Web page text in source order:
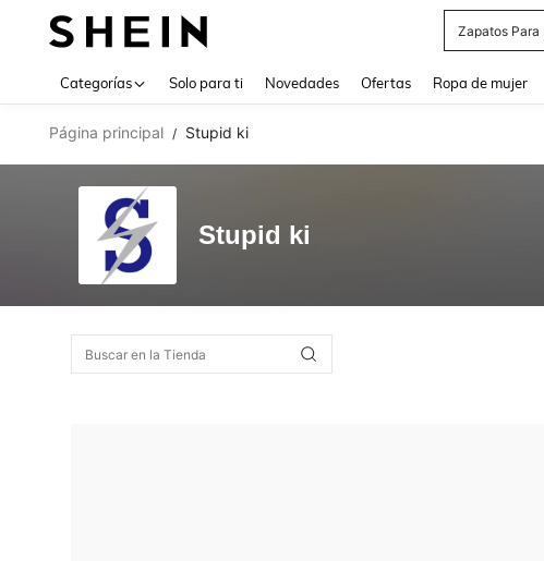
Zapatos Para
Categorías Solo para ti Novedades Ofertas Ropa de mujer
Página principal / Stupid ki
Stupid ki